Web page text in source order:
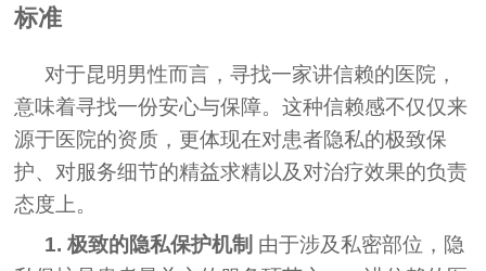
标准
对于昆明男性而言，寻找一家讲信赖的医院，
意味着寻找一份安心与保障。这种信赖感不仅仅来
源于医院的资质，更体现在对患者隐私的极致保
护、对服务细节的精益求精以及对治疗效果的负责
态度上。
1. 极致的隐私保护机制 由于涉及私密部位，隐